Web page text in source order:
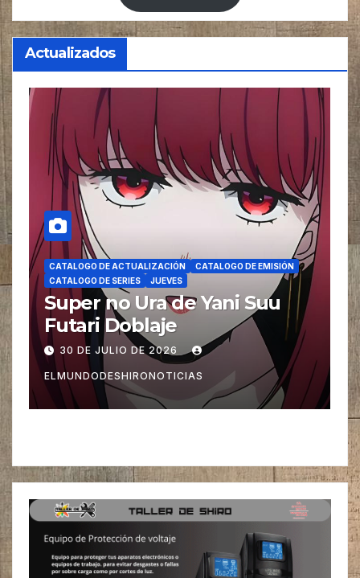
Actualizados
CATALOGO DE ACTUALIZACIÓN
CATALOGO DE EMISIÓN
CATALOGO DE SERIES
JUEVES
Super no Ura de Yani Suu
Futari Doblaje
30 DE JULIO DE 2026
ELMUNDODESHIRONOTICIAS